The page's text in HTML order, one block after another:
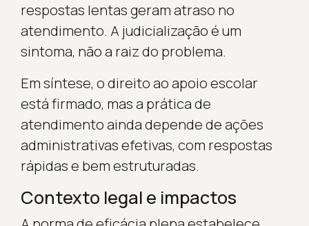
respostas lentas geram atraso no
atendimento. A judicialização é um
sintoma, não a raiz do problema.
Em síntese, o direito ao apoio escolar
está firmado, mas a prática de
atendimento ainda depende de ações
administrativas efetivas, com respostas
rápidas e bem estruturadas.
Contexto legal e impactos